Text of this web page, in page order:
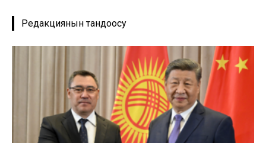
Редакциянын тандоосу